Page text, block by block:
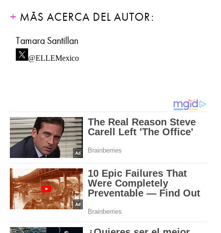
MÁS ACERCA DEL AUTOR:
Tamara Santillan
@ELLEMexico